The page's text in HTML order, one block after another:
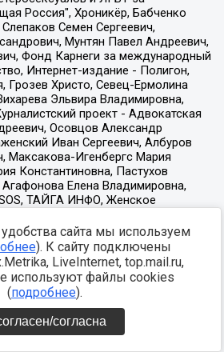
сайта мы используем
). К сайту подключены
LiveInternet, top.mail.ru,
используют файлы cookies
(подробнее).
согласна